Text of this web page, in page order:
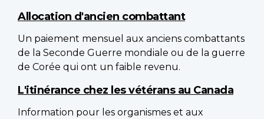
Allocation d'ancien combattant
Un paiement mensuel aux anciens combattants
de la Seconde Guerre mondiale ou de la guerre
de Corée qui ont un faible revenu.
L'itinérance chez les vétérans au Canada
Information pour les organismes et aux